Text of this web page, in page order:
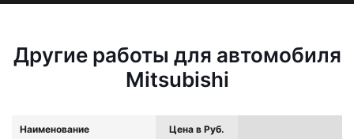
Другие работы для автомобиля
Mitsubishi
Наименование Цена в Руб.